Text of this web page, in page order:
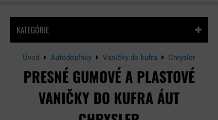
Úvod Autodoplnky Vaničky do kufra Chrysler
PRESNÉ GUMOVÉ A PLASTOVÉ
VANIČKY DO KUFRA ÁUT
KATEGÓRIE